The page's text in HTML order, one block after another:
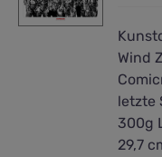
Wind
letzte
300g
29,7